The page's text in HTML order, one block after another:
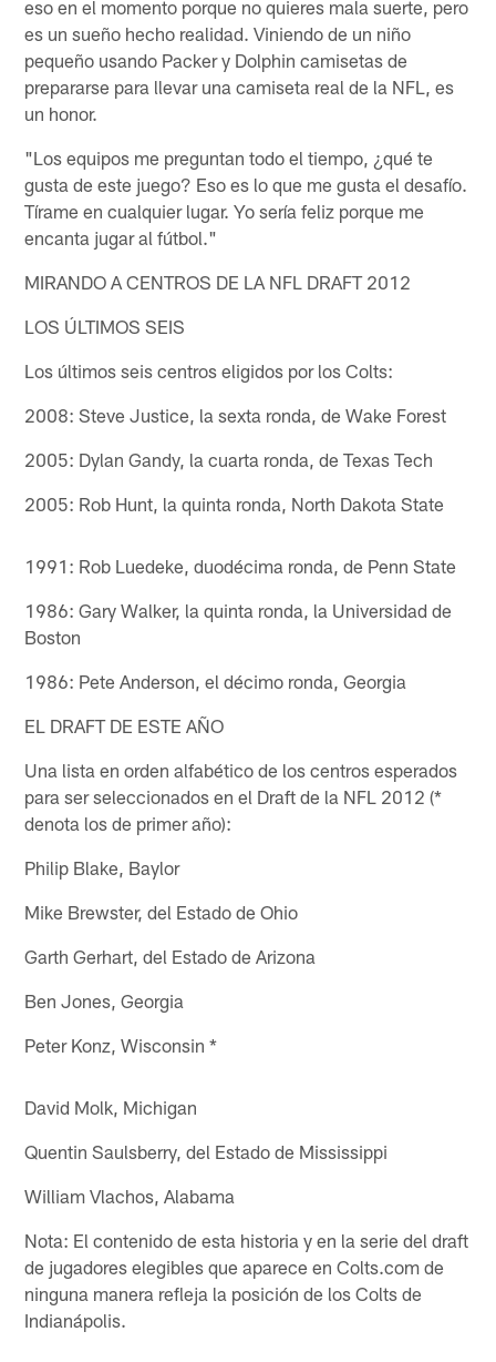
eso en el momento porque no quieres mala suerte, pero
es un sueño hecho realidad. Viniendo de un niño
pequeño usando Packer y Dolphin camisetas de
prepararse para llevar una camiseta real de la NFL, es
un honor.
"Los equipos me preguntan todo el tiempo, ¿qué te
gusta de este juego? Eso es lo que me gusta el desafío.
Tírame en cualquier lugar. Yo sería feliz porque me
encanta jugar al fútbol."
MIRANDO A CENTROS DE LA NFL DRAFT 2012
LOS ÚLTIMOS SEIS
Los últimos seis centros eligidos por los Colts:
2008: Steve Justice, la sexta ronda, de Wake Forest
2005: Dylan Gandy, la cuarta ronda, de Texas Tech
2005: Rob Hunt, la quinta ronda, North Dakota State
1991: Rob Luedeke, duodécima ronda, de Penn State
1986: Gary Walker, la quinta ronda, la Universidad de
Boston
1986: Pete Anderson, el décimo ronda, Georgia
EL DRAFT DE ESTE AÑO
Una lista en orden alfabético de los centros esperados
para ser seleccionados en el Draft de la NFL 2012 (*
denota los de primer año):
Philip Blake, Baylor
Mike Brewster, del Estado de Ohio
Garth Gerhart, del Estado de Arizona
Ben Jones, Georgia
Peter Konz, Wisconsin *
David Molk, Michigan
Quentin Saulsberry, del Estado de Mississippi
William Vlachos, Alabama
Nota: El contenido de esta historia y en la serie del draft
de jugadores elegibles que aparece en Colts.com de
ninguna manera refleja la posición de los Colts de
Indianápolis.